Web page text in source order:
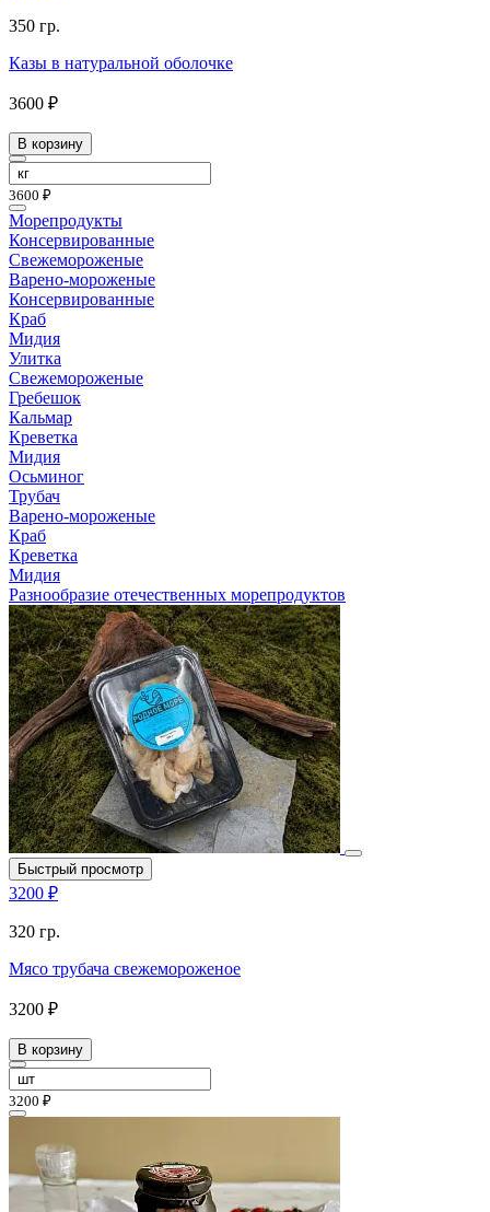
350 гр.
Казы в натуральной оболочке
3600 ₽
В корзину
3600 ₽
Морепродукты
Консервированные
Свежемороженые
Варено-мороженые
Консервированные
Краб
Мидия
Улитка
Свежемороженые
Гребешок
Кальмар
Креветка
Мидия
Осьминог
Трубач
Варено-мороженые
Краб
Креветка
Мидия
Разнообразие отечественных морепродуктов
Быстрый просмотр
3200 ₽
320 гр.
Мясо трубача свежемороженое
3200 ₽
В корзину
3200 ₽